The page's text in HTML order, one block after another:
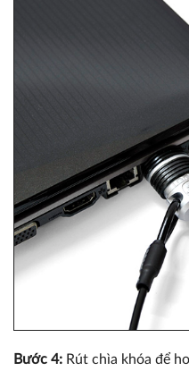
Bước 4: Rút chìa khóa để